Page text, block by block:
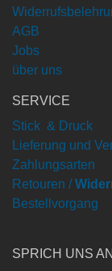
AGB
Jobs
über uns
SERVICE
Stick & Druck
Lieferung und
Zahlungsarten
Retouren /
Bestellvorgang
SPRICH UNS